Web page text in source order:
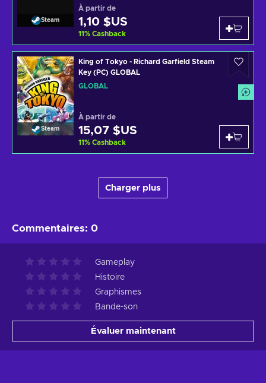
Steam
À partir de
1,10 $US
11% Cashback
Steam
King of Tokyo - Richard Garfield Steam
Key (PC) GLOBAL
GLOBAL
À partir de
15,07 $US
11% Cashback
Charger plus
Commentaires: 0
Gameplay
Histoire
Graphismes
Bande-son
Évaluer maintenant